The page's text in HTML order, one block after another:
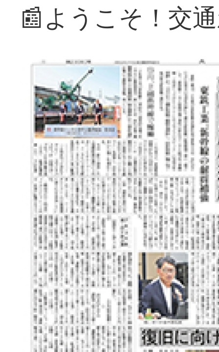
📰ようこそ！交